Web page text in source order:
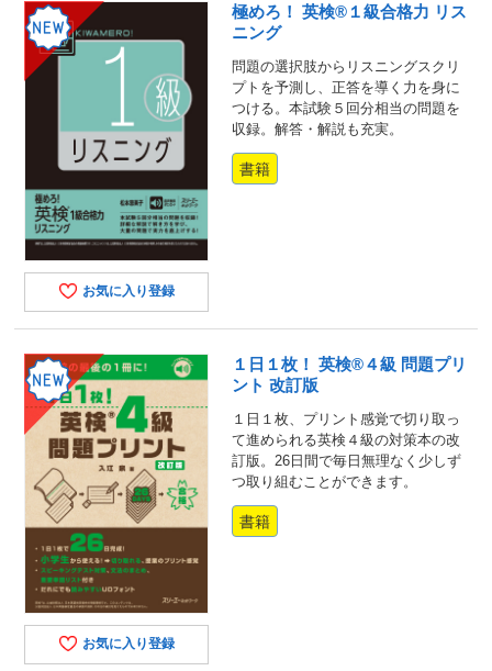
お気に入り登録
極めろ！ 英検®１級合格力 リス
ニング
問題の選択肢からリスニングスクリ
プトを予測し、正答を導く力を身に
つける。本試験５回分相当の問題を
収録。解答・解説も充実。
書籍
お気に入り登録
１日１枚！ 英検®４級 問題プリ
ント 改訂版
１日１枚、プリント感覚で切り取っ
て進められる英検４級の対策本の改
訂版。26日間で毎日無理なく少しず
つ取り組むことができます。
書籍